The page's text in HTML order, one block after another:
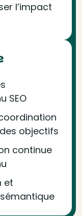
l’impact
SEO
objectifs
continue
et